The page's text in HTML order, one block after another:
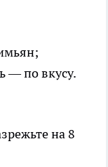
— по вкусу.
на 8